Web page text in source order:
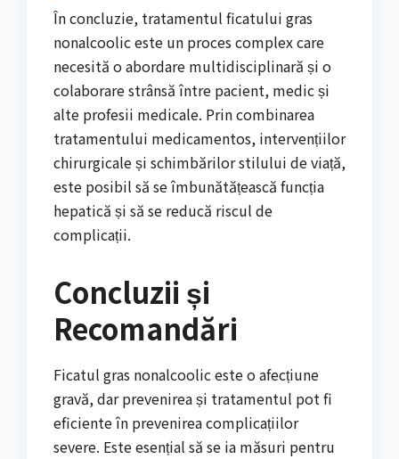
În concluzie, tratamentul ficatului gras
nonalcoolic este un proces complex care
necesită o abordare multidisciplinară și o
colaborare strânsă între pacient, medic și
alte profesii medicale. Prin combinarea
tratamentului medicamentos, intervențiilor
chirurgicale și schimbărilor stilului de viață,
este posibil să se îmbunătățească funcția
hepatică și să se reducă riscul de
complicații.
Concluzii și
Recomandări
Ficatul gras nonalcoolic este o afecțiune
gravă, dar prevenirea și tratamentul pot fi
eficiente în prevenirea complicațiilor
severe. Este esențial să se ia măsuri pentru